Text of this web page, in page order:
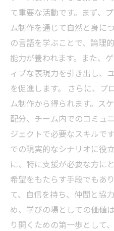
て重要な活動です。まず、
ム制作を通じて自然と身に
の言語を学ぶことで、論理
能力が養われます。また、
ィブな表現力を引き出し、
を促進します。 さらに、プ
ム制作から得られます。ス
配分、チーム内でのコミュ
ジェクトで必要なスキルで
での現実的なシナリオに役
に、特に支援が必要な方に
希望をもたらす手段でもあ
て、自信を持ち、仲間と協
め、学びの場としての価値
り開くための第一歩として